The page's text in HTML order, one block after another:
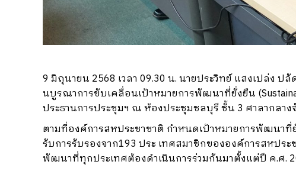
9 มิถุนายน 2568 เวลา 09.30 น. นายประวิทย์ แสงเปล่ง
นบูรณาการขับเคลื่อนเป้าหมายการพัฒนาที่ยั่งยืน
ประธานการประชุมฯ ณ ห้องประชุมชลบุรี ชั้น 3 ศาลากลา
ตามที่องค์การสหประชาชาติ กำหนดเป้าหมายการพัฒนาที่ยั่
รับการรับรองจาก193 ประ เทศสมาชิกขององค์การสหปร
พัฒนาที่ทุกประเทศต้องดำเนินการร่วมกันมาตั้งแต่ปี ค.ศ.